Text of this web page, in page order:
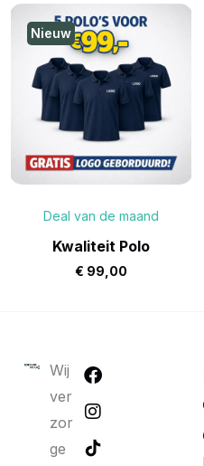
Nieuw
Deal van de maand
Kwaliteit Polo
€ 99,00
Wij
ver
zor
ge